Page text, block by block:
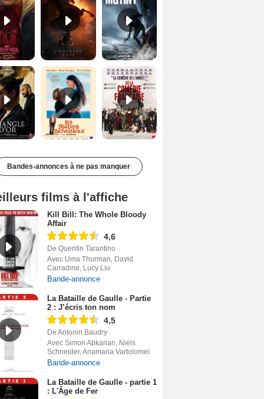
Les Matins merveilleux Bande-annonce VF De la Comédie-Française Teaser VF
Bandes-annonces à ne pas manquer
films à l'affiche
Kill Bill: The Whole Bloody
Affair
4,6
De Quentin Tarantino
Avec Uma Thurman, David
Carradine, Lucy Liu
Bande-annonce
La Bataille de Gaulle - Partie
2 : J’écris ton nom
4,5
De Antonin Baudry
Avec Simon Abkarian, Niels
Schneider, Anamaria Vartolomei
Bande-annonce
La Bataille de Gaulle - partie 1
: L'Âge de Fer